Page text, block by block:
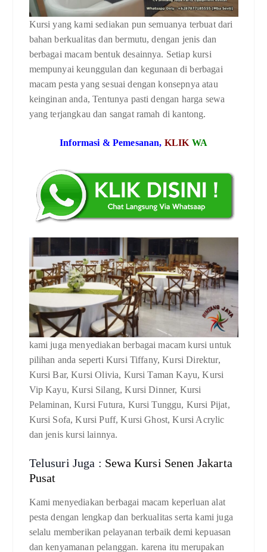
Kursi yang kami sediakan pun semuanya terbuat dari
bahan berkualitas dan bermutu, dengan jenis dan
berbagai macam bentuk desainnya. Setiap kursi
mempunyai keunggulan dan kegunaan di berbagai
macam pesta yang sesuai dengan konsepnya atau
keinginan anda, Tentunya pasti dengan harga sewa
yang terjangkau dan sangat ramah di kantong.
Informasi & Pemesanan, KLIK WA
kami juga menyediakan berbagai macam kursi untuk
pilihan anda seperti Kursi Tiffany, Kursi Direktur,
Kursi Bar, Kursi Olivia, Kursi Taman Kayu, Kursi
Vip Kayu, Kursi Silang, Kursi Dinner, Kursi
Pelaminan, Kursi Futura, Kursi Tunggu, Kursi Pijat,
Kursi Sofa, Kursi Puff, Kursi Ghost, Kursi Acrylic
dan jenis kursi lainnya.
Telusuri Juga : Sewa Kursi Senen Jakarta
Pusat
Kami menyediakan berbagai macam keperluan alat
pesta dengan lengkap dan berkualitas serta kami juga
selalu memberikan pelayanan terbaik demi kepuasan
dan kenyamanan pelanggan. karena itu merupakan